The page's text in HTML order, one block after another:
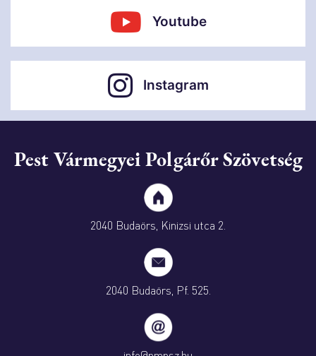
Youtube
Instagram
Pest Vármegyei Polgárőr Szövetség
2040 Budaörs, Kinizsi utca 2.
2040 Budaörs, Pf. 525.